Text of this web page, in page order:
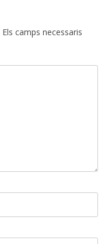
Els camps necessaris